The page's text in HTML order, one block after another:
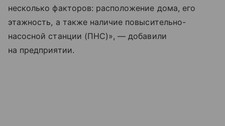
несколько факторов: расположение дома, его
этажность, а также наличие повысительно-
насосной станции (ПНС)», — добавили
на предприятии.